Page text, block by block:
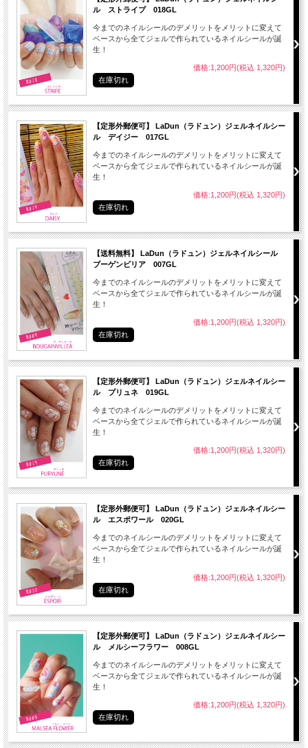
● LaDunジェルネイルシールは密着度が高い
● LaDunジェルネイルシールはより水にも強い
● 艶があり、ほんとにネイルをしているみたい
● リムーバーがいらないので簡単OFF
※はがす時はお湯に３０秒くらい浸けると剥がしやすくなります。
● 自爪に油分や水分、マニキュアが付着しているとシールが剥がれやすくなります
ので、
爪の表面をよく拭き取ってください。
● 爪（爪表面）を付属のファイルなどで整えた後、爪を清潔にします。
● 自爪のサイズに合ったネイルシールを選んでください。
※自爪よりも約１ｍｍ程度小さいサイズが付けやすいです。
● シールの端部から付属のファイルでやさしくこするようにしてゆっくりはがして
下さい。
● はがした後はキューティクルオイル等で爪全体をマッサージして下さい。
● はがす時はお湯に３０秒くらい浸けると剥がしやすくなります。
● 開封後、ご使用にならないシートは元のビニールの袋に入れて保管してくださ
い。
● 開封後は３ヶ月以内にご使用ください。
ル ストライプ 018GL
今までのネイルシールのデメリットをメリットに変えて
ベースから全てジェルで作られているネイルシールが誕
生！
価格:1,200円(税込 1,320円)
在庫切れ
【定形外郵便可】 LaDun（ラドュン）ジェルネイルシー
ル デイジー 017GL
今までのネイルシールのデメリットをメリットに変えて
ベースから全てジェルで作られているネイルシールが誕
生！
価格:1,200円(税込 1,320円)
在庫切れ
【送料無料】 LaDun（ラドュン）ジェルネイルシール
ブーゲンビリア 007GL
今までのネイルシールのデメリットをメリットに変えて
ベースから全てジェルで作られているネイルシールが誕
生！
価格:1,200円(税込 1,320円)
在庫切れ
【定形外郵便可】 LaDun（ラドュン）ジェルネイルシー
ル プリュネ 019GL
今までのネイルシールのデメリットをメリットに変えて
ベースから全てジェルで作られているネイルシールが誕
生！
価格:1,200円(税込 1,320円)
在庫切れ
【定形外郵便可】 LaDun（ラドュン）ジェルネイルシー
ル エスポワール 020GL
今までのネイルシールのデメリットをメリットに変えて
ベースから全てジェルで作られているネイルシールが誕
生！
価格:1,200円(税込 1,320円)
在庫切れ
【定形外郵便可】 LaDun（ラドュン）ジェルネイルシー
ル メルシーフラワー 008GL
今までのネイルシールのデメリットをメリットに変えて
ベースから全てジェルで作られているネイルシールが誕
生！
価格:1,200円(税込 1,320円)
在庫切れ